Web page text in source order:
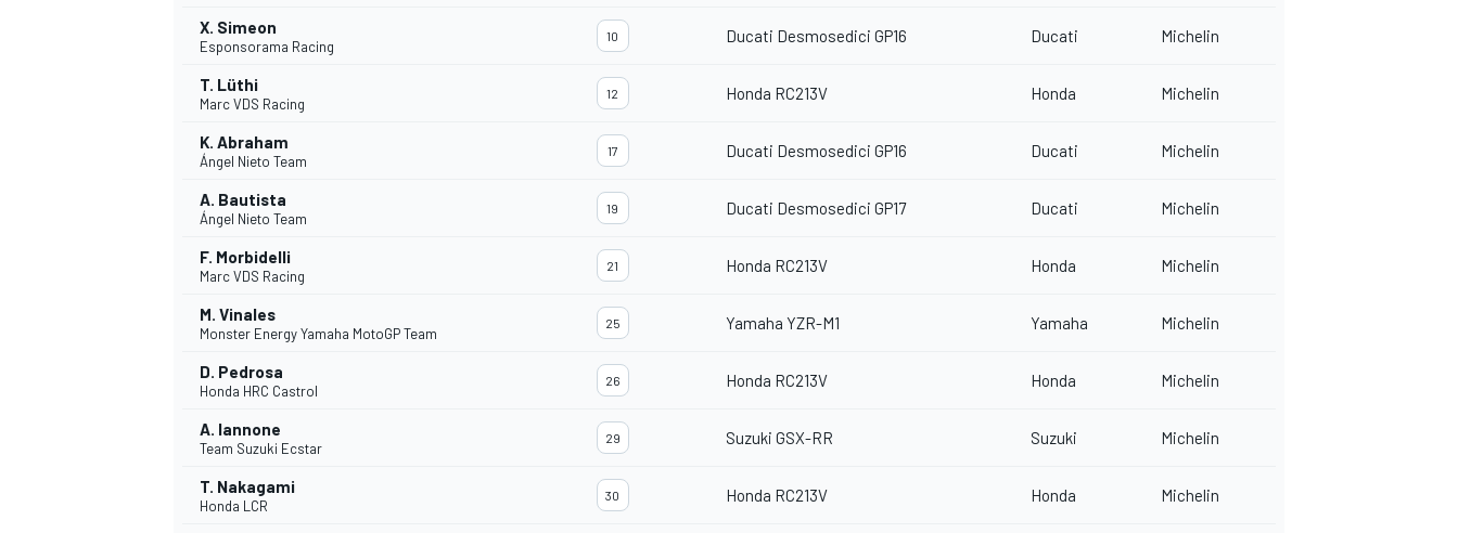
DTM
X. Simeon
Esponsorama Racing
10 Ducati Desmosedici GP16 Ducati Michelin
T. Lüthi
Marc VDS Racing
12 Honda RC213V Honda Michelin
K. Abraham
Ángel Nieto Team
17 Ducati Desmosedici GP16 Ducati Michelin
A. Bautista
Ángel Nieto Team
19 Ducati Desmosedici GP17 Ducati Michelin
F. Morbidelli
Marc VDS Racing
21 Honda RC213V Honda Michelin
M. Vinales
Monster Energy Yamaha MotoGP Team
25 Yamaha YZR-M1 Yamaha Michelin
D. Pedrosa
Honda HRC Castrol
26 Honda RC213V Honda Michelin
A. Iannone
Team Suzuki Ecstar
29 Suzuki GSX-RR Suzuki Michelin
T. Nakagami
Honda LCR
30 Honda RC213V Honda Michelin